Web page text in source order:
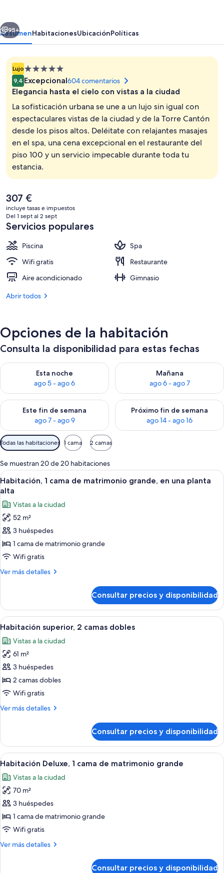
Una piscina cubierta (de 07:00 a
Siguiente
95+
ResumenHabitacionesUbicaciónPolíticas
LujoAlojamiento
de
5.0 estrellas
9,4 Excepcional604 comentarios
Elegancia hasta el cielo con vistas a la ciudad
La sofisticación urbana se une a un lujo sin igual con
espectaculares vistas de la ciudad y de la Torre Cantón
desde los pisos altos. Deléitate con relajantes masajes
en el spa, una cena excepcional en el restaurante del
piso 100 y un servicio impecable durante toda tu
estancia.
El
precio
actual
es
de
307 €
307 €
incluye tasas e impuestos
Del 1 sept al 2 sept
Servicios populares
Piscina
Spa
Wifi gratis
Restaurante
Aire acondicionado
Gimnasio
Abrir todos
Opciones de la habitación
Consulta la disponibilidad para estas fechas
Esta noche
ago 5 - ago 6
Consulta la disponibilidad para esta noche, ago 5 - ago 6
Mañana
ago 6 - ago 7
Consulta la disponibilidad
Este fin de semana
ago 7 - ago 9
Consulta la disponibilidad para este fin de semana, ago 7 -
Próximo fin de semana
ago 14 - ago 16
Consulta la disponibilidad
Filtros
disponibles
para
las
habitaciones
Todas las habitaciones 1 cama 2 camas
Se muestran 20 de 20 habitaciones
Abrir
todas
las
fotos
de
Habitación,
1
cama
de
en
una
planta
alta
Un baño moderno con una bañera
5
Habitación, 1 cama de matrimonio grande, en una planta
alta
Vistas a la ciudad
52 m²
3 huéspedes
1 cama de matrimonio grande
Wifi gratis
Ver más detalles
Más
1
cama
de
grande,
en
una
planta
alta
Consultar precios y disponibilidad
Abrir
todas
las
fotos
de
Habitación
superior,
camas
Un baño moderno con una bañera
6
Habitación superior, 2 camas dobles
Vistas a la ciudad
61 m²
3 huéspedes
2 camas dobles
Wifi gratis
Ver más detalles
Más
superior,
camas
Consultar precios y disponibilidad
Abrir
todas
las
fotos
de
Habitación
Deluxe,
cama
Un baño moderno con una bañera
5
Habitación Deluxe, 1 cama de matrimonio grande
Vistas a la ciudad
70 m²
3 huéspedes
1 cama de matrimonio grande
Wifi gratis
Ver más detalles
Más
Consultar precios y disponibilidad